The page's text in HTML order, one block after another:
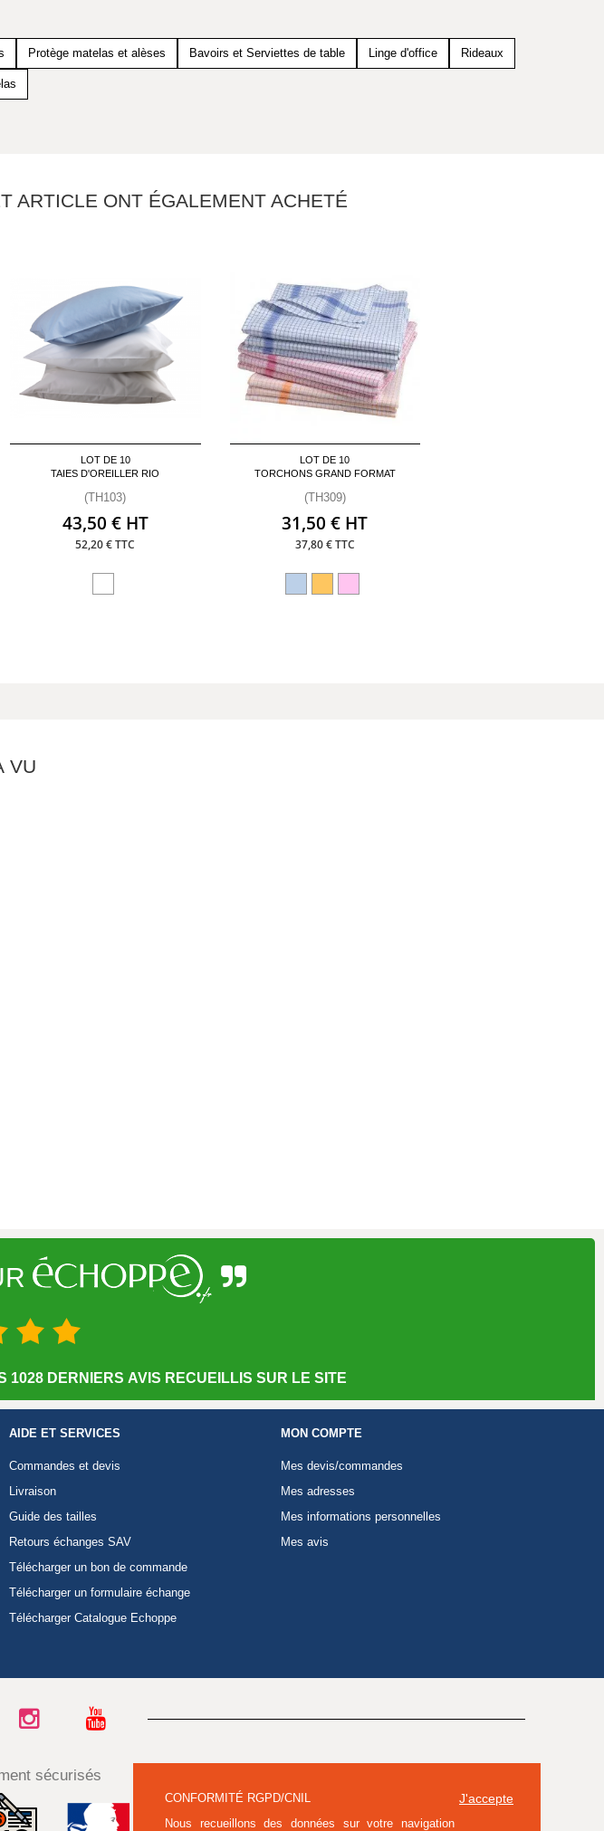
CONFORMITÉ RGPD/CNIL
Nous recueillons des données sur votre navigation
J'accepte
Protège matelas et alèses Bavoirs et Serviettes de table Linge d'office Rideaux
ARTICLE ONT ÉGALEMENT ACHETÉ
LOT DE 10
TAIES D'OREILLER RIO
(TH103)
43,50 € HT
52,20 € TTC
LOT DE 10
TORCHONS GRAND FORMAT
(TH309)
31,50 € HT
37,80 € TTC
VU
1028 DERNIERS AVIS RECUEILLIS SUR LE SITE
AIDE ET SERVICES
Commandes et devis
Livraison
Guide des tailles
Retours échanges SAV
Télécharger un bon de commande
Télécharger un formulaire échange
Télécharger Catalogue Echoppe
MON COMPTE
Mes devis/commandes
Mes adresses
Mes informations personnelles
Mes avis
sécurisés